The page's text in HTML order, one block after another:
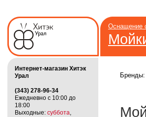
Оснащение
Интернет-магазин Хитэк
Урал
(343) 278-96-34
Ежедневно с 10:00 до
18:00
Выходные: суббота
Бренды: